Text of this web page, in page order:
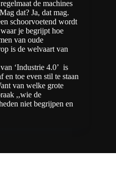
de machines
dat? Ja, dat mag.
schoorvoetend wordt
je begrijpt hoe
van oude
is de welvaart van
‘Industrie 4.0’ is
en toe even stil te staan
van welke grote
,,wie de
niet begrijpen en